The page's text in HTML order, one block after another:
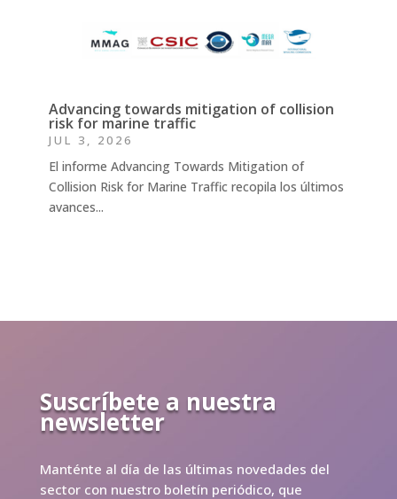
Advancing towards mitigation of collision
risk for marine traffic
JUL 3, 2026
El informe Advancing Towards Mitigation of
Collision Risk for Marine Traffic recopila los últimos
avances...
Suscríbete a nuestra
newsletter
Manténte al día de las últimas novedades del
sector con nuestro boletín periódico, que